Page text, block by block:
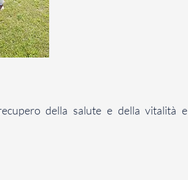
della salute e della vitalità e